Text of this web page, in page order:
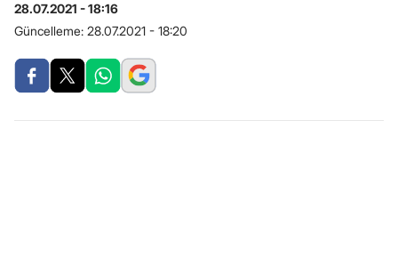
28.07.2021 - 18:16
Güncelleme: 28.07.2021 - 18:20